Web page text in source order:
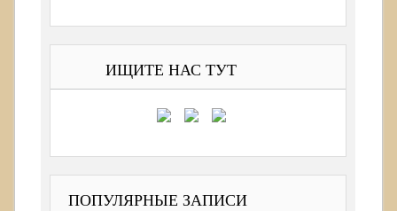
ИЩИТЕ НАС ТУТ
ПОПУЛЯРНЫЕ ЗАПИСИ